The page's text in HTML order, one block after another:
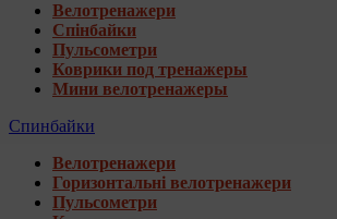
Велотренажери
Спінбайки
Пульсометри
Коврики под тренажеры
Мини велотренажеры
Спинбайки
Велотренажери
Горизонтальні велотренажери
Пульсометри